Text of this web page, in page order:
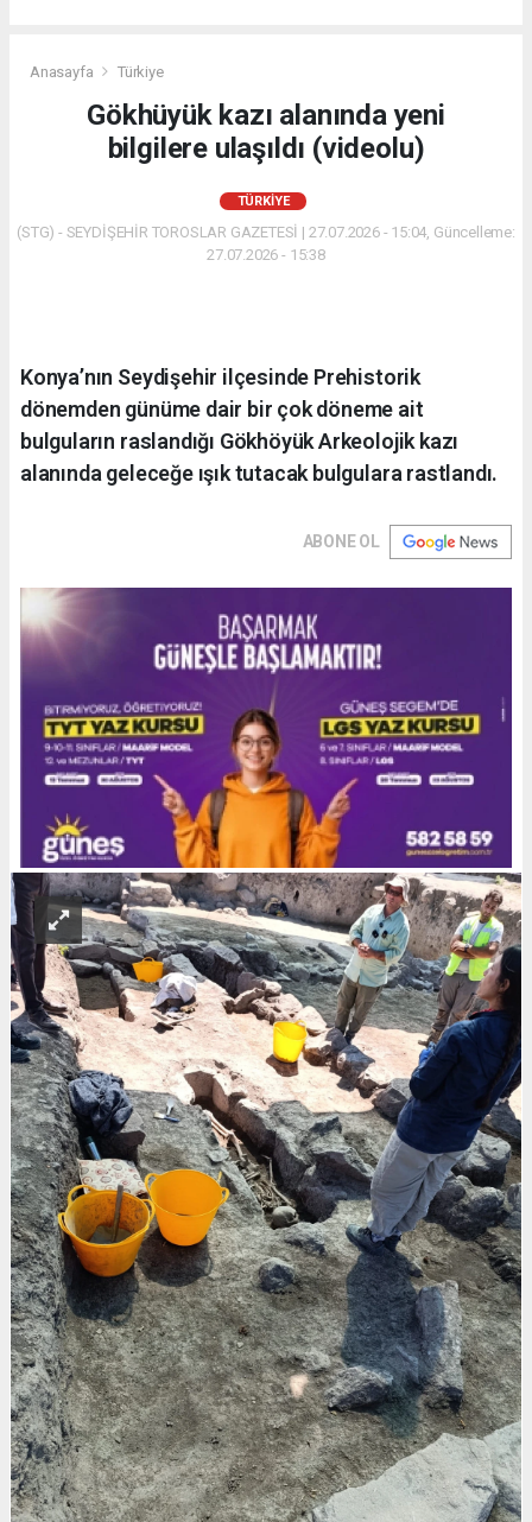
Anasayfa Türkiye
Gökhüyük kazı alanında yeni
bilgilere ulaşıldı (videolu)
TÜRKIYE
(STG) - SEYDİŞEHİR TOROSLAR GAZETESİ | 27.07.2026 - 15:04, Güncelleme:
27.07.2026 - 15:38
Konya’nın Seydişehir ilçesinde Prehistorik
dönemden günüme dair bir çok döneme ait
bulguların raslandığı Gökhöyük Arkeolojik kazı
alanında geleceğe ışık tutacak bulgulara rastlandı.
ABONE OL